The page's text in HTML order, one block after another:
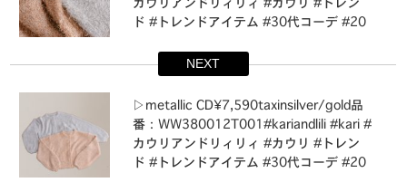
ド #トレンドアイテム #30代コーデ #20
イル #大人コーデ #大人カジュアル #大人
フェミニン #高見え #高見えアイテム #大
人のプチプラ #大人プチプラコーデ #ニ
ット #ニットカーディガン #カーディガ
ン #カラーコーデ #ママコーデ
NEXT
▷metallic CD¥7,590taxinsilver/gold品
番：WW380012T001#kariandlili #kari #
カウリアンドリィリィ #カウリ #トレン
ド #トレンドアイテム #30代コーデ #20